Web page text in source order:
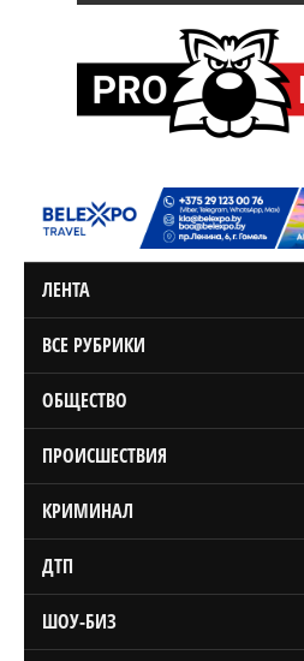
ЛЕНТА
ВСЕ РУБРИКИ
ОБЩЕСТВО
ПРОИСШЕСТВИЯ
КРИМИНАЛ
ДТП
ШОУ-БИЗ